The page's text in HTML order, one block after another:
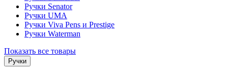
Ручки Senator
Ручки UMA
Ручки Viva Pens и Prestige
Ручки Waterman
Показать все товары
Ручки